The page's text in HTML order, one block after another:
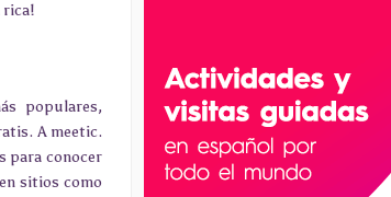
rica!
populares,
A meetic.
para conocer
sitios como